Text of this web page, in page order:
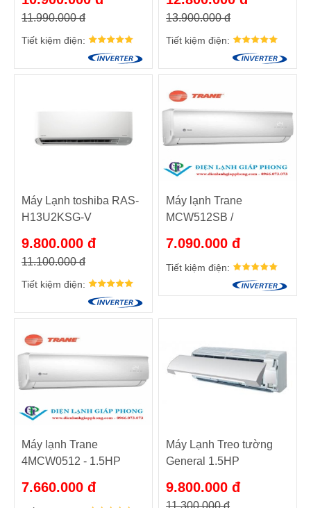
11.990.000 đ
Tiết kiệm điện:
13.900.000 đ
Tiết kiệm điện:
Máy Lạnh toshiba RAS-
H13U2KSG-V
9.800.000 đ
11.100.000 đ
Tiết kiệm điện:
Máy lạnh Trane
MCW512SB /
7.090.000 đ
Tiết kiệm điện:
Máy lạnh Trane
4MCW0512 - 1.5HP
7.660.000 đ
Máy Lạnh Treo tường
General 1.5HP
V/AOGG12CPTA-V
9.800.000 đ
11.300.000 đ